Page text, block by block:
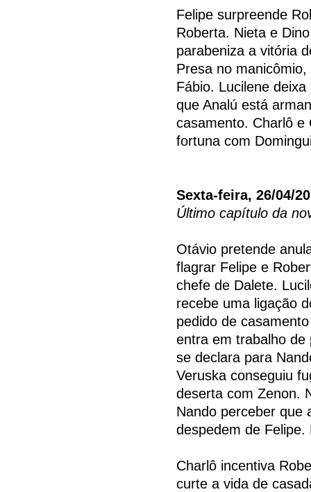
Felipe surpreende
Roberta. Nieta e
parabeniza a vitória
Presa no
Fábio. Lucilene
que Analú está
casamento. Charlô e
fortuna com
Sexta-feira, 26/04/
Último capítulo da
Otávio pretende
flagrar Felipe e
chefe de Dalete.
recebe uma ligação
pedido de
entra em trabalho de
se declara para
Veruska conseguiu
deserta com Zenon.
Nando perceber que
despedem de
Charlô incentiva
curte a vida de